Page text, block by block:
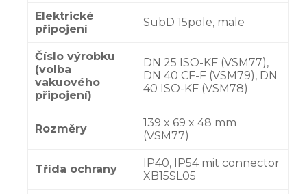
Elektrické
připojení
SubD 15pole, male
Číslo výrobku
(volba
vakuového
připojení)
DN 25 ISO-KF (VSM77),
DN 40 CF-F (VSM79), DN
40 ISO-KF (VSM78)
Rozměry
139 x 69 x 48 mm
(VSM77)
Třída ochrany
IP40, IP54 mit connector
XB15SL05